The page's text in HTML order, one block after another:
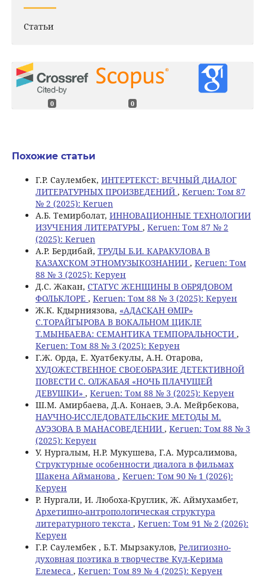
Статьи
0 0
Похожие статьи
Г.Р. Саулембек, ИНТЕРТЕКСТ: ВЕЧНЫЙ ДИАЛОГ
ЛИТЕРАТУРНЫХ ПРОИЗВЕДЕНИЙ , Keruen: Том 87
№ 2 (2025): Keruen
А.Б. Темирболат, ИННОВАЦИОННЫЕ ТЕХНОЛОГИИ
ИЗУЧЕНИЯ ЛИТЕРАТУРЫ , Keruen: Том 87 № 2
(2025): Keruen
А.Р. Бердибай, ТРУДЫ Б.И. КАРАКУЛОВА В
КАЗАХСКОМ ЭТНОМУЗЫКОЗНАНИИ , Keruen: Том
88 № 3 (2025): Керуен
Д.С. Жакан, СТАТУС ЖЕНЩИНЫ В ОБРЯДОВОМ
ФОЛЬКЛОРЕ , Keruen: Том 88 № 3 (2025): Керуен
Ж.К. Кдырниязова, «АДАСҚАН ӨМІР»
С.ТОРАЙГЫРОВА В ВОКАЛЬНОМ ЦИКЛЕ
Т.МЫНБАЕВА: СЕМАНТИКА ТЕМПОРАЛЬНОСТИ ,
Keruen: Том 88 № 3 (2025): Керуен
Г.Ж. Орда, Е. Хуатбекулы, А.Н. Отарова,
ХУДОЖЕСТВЕННОЕ СВОЕОБРАЗИЕ ДЕТЕКТИВНОЙ
ПОВЕСТИ С. ОЛЖАБАЯ «НОЧЬ ПЛАЧУЩЕЙ
ДЕВУШКИ» , Keruen: Том 88 № 3 (2025): Керуен
Ш.М. Амирбаева, Д.А. Конаев, Э.А. Мейрбекова,
НАУЧНО-ИССЛЕДОВАТЕЛЬСКИЕ МЕТОДЫ М.
АУЭЗОВА В МАНАСОВЕДЕНИИ , Keruen: Том 88 № 3
(2025): Керуен
У. Нургалым, Н.Р. Мукушева, Г.А. Мурсалимова,
Структурные особенности диалога в фильмах
Шакена Айманова , Keruen: Том 90 № 1 (2026):
Керуен
Р. Нургали, И. Любоха-Круглик, Ж. Аймухамбет,
Архетипно-антропологическая структура
литературного текста , Keruen: Том 91 № 2 (2026):
Керуен
Г.Р. Саулембек , Б.Т. Мырзакулов, Религиозно-
духовная поэтика в творчестве Kул-Kерима
Eлемеса , Keruen: Том 89 № 4 (2025): Керуен